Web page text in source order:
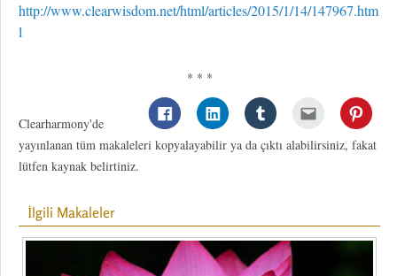
http://www.clearwisdom.net/html/articles/2015/1/14/147967.htm
l
* * *
Clearharmony'de
yayınlanan tüm makaleleri kopyalayabilir ya da çıktı alabilirsiniz, fakat
lütfen kaynak belirtiniz.
İlgili Makaleler